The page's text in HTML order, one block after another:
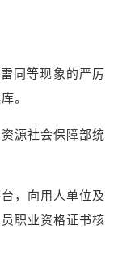
同等现象的严厉
。
源社会保障部统
，向用人单位及
职业资格证书核